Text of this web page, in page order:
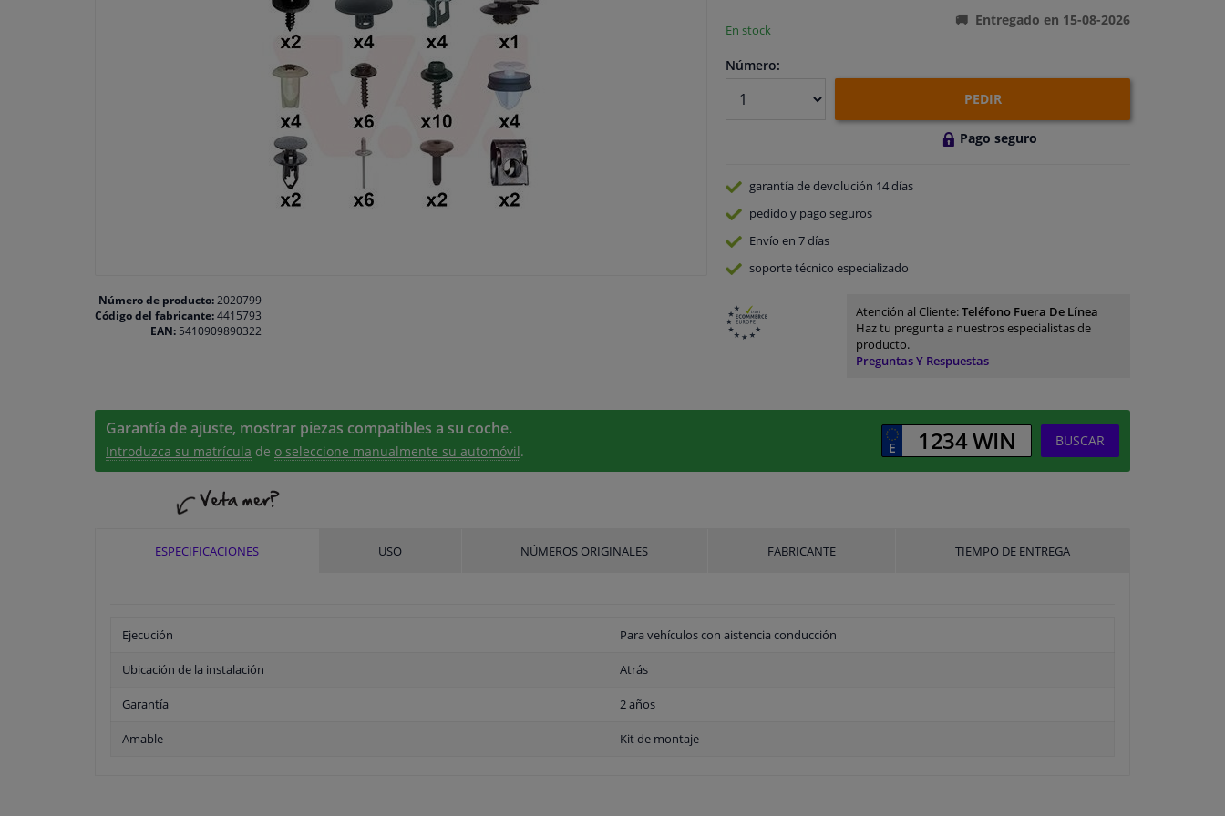
Número de producto:2020799
Código del fabricante:4415793
EAN: 5410909890322
En stock
Entregado en 15-08-2026
Número:
PEDIR
Pago seguro
garantía de devolución 14 días
pedido y pago seguros
Envío en 7 días
soporte técnico especializado
Atención al Cliente:Teléfono Fuera De Línea
Haz tu pregunta a nuestros especialistas de
producto.
Preguntas Y Respuestas
Garantía de ajuste, mostrar piezas compatibles a su coche.
Introduzca su matrícula de o seleccione manualmente su automóvil.
BUSCAR
ESPECIFICACIONES USO NÚMEROS ORIGINALES FABRICANTE TIEMPO DE ENTREGA
Ejecución Para vehículos con aistencia conducción
Ubicación de la instalación Atrás
Garantía 2 años
Amable Kit de montaje